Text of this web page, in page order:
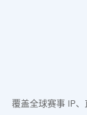
覆盖全球赛事 IP、